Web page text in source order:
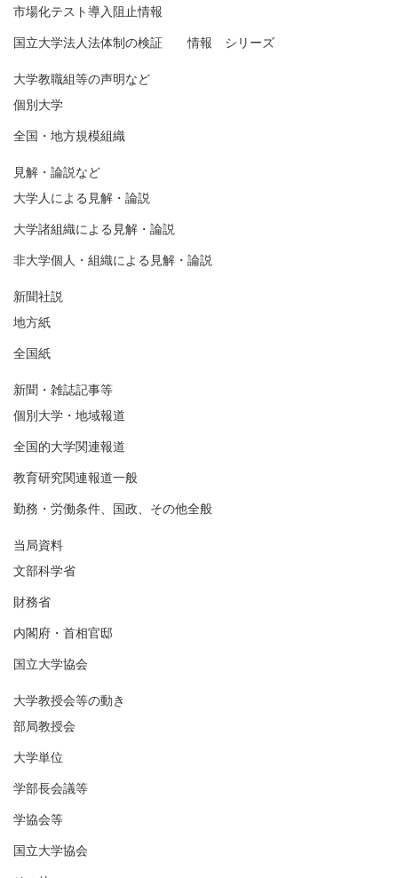
市場化テスト導入阻止情報
国立大学法人法体制の検証 情報 シリーズ
大学教職組等の声明など
個別大学
全国・地方規模組織
見解・論説など
大学人による見解・論説
大学諸組織による見解・論説
非大学個人・組織による見解・論説
新聞社説
地方紙
全国紙
新聞・雑誌記事等
個別大学・地域報道
全国的大学関連報道
教育研究関連報道一般
勤務・労働条件、国政、その他全般
当局資料
文部科学省
財務省
内閣府・首相官邸
国立大学協会
大学教授会等の動き
部局教授会
大学単位
学部長会議等
学協会等
国立大学協会